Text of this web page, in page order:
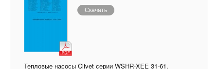
Скачать
Тепловые насосы Clivet серии WSHR-XEE 31-61.